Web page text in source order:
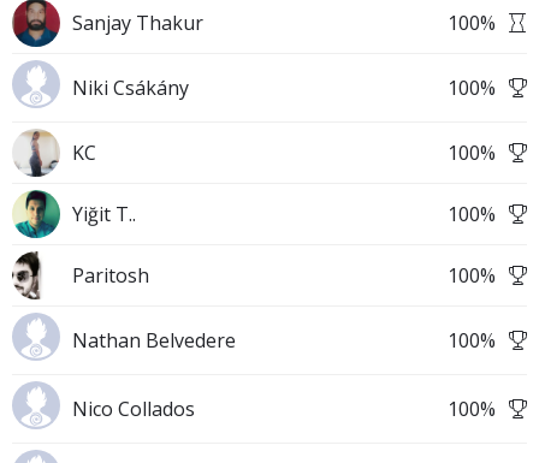
Sanjay Thakur 100%
Niki Csákány 100%
KC 100%
Yiğit T.. 100%
Paritosh 100%
Nathan Belvedere 100%
Nico Collados 100%